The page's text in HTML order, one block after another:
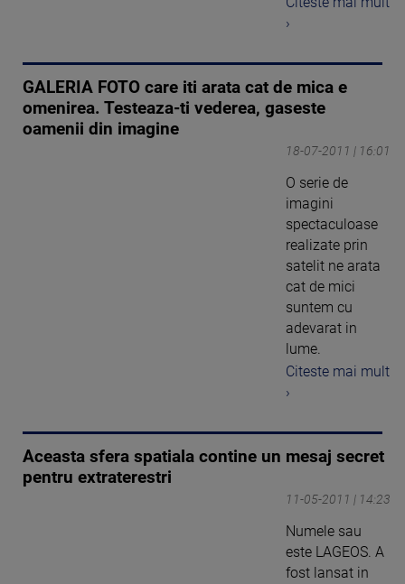
›
GALERIA FOTO care iti arata cat de mica e
omenirea. Testeaza-ti vederea, gaseste
oamenii din imagine
18-07-2011 | 16:01
O serie de
imagini
spectaculoase
realizate prin
satelit ne arata
cat de mici
suntem cu
adevarat in
lume.
Citeste mai mult
›
Aceasta sfera spatiala contine un mesaj secret
pentru extraterestri
11-05-2011 | 14:23
Numele sau
este LAGEOS. A
fost lansat in